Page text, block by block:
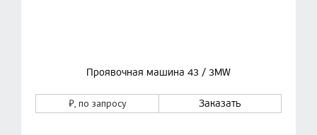
Проявочная машина 43 / 3MW
₽, по запросу Заказать